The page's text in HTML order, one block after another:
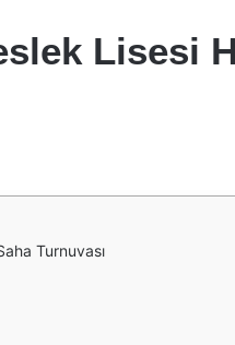
Lisesi
Turnuvası